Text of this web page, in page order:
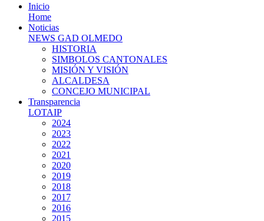
Inicio
Home
Noticias
NEWS GAD OLMEDO
HISTORIA
SIMBOLOS CANTONALES
MISIÓN Y VISIÓN
ALCALDESA
CONCEJO MUNICIPAL
Transparencia
LOTAIP
2024
2023
2022
2021
2020
2019
2018
2017
2016
2015